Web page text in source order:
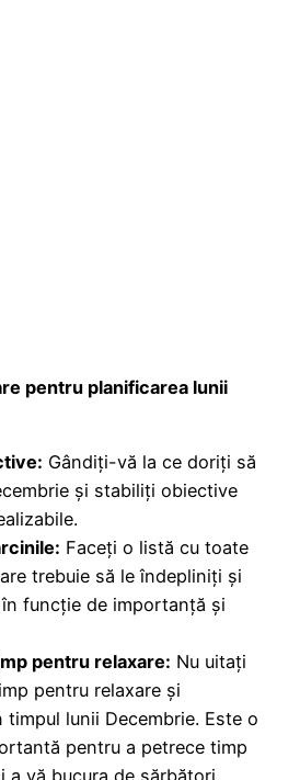
pentru planificarea lunii
Gândiți-vă la ce doriți să
și stabiliți obiective
Faceți o listă cu toate
trebuie să le îndepliniți și
funcție de importanță și
pentru relaxare: Nu uitați
pentru relaxare și
timpul lunii Decembrie. Este o
pentru a petrece timp